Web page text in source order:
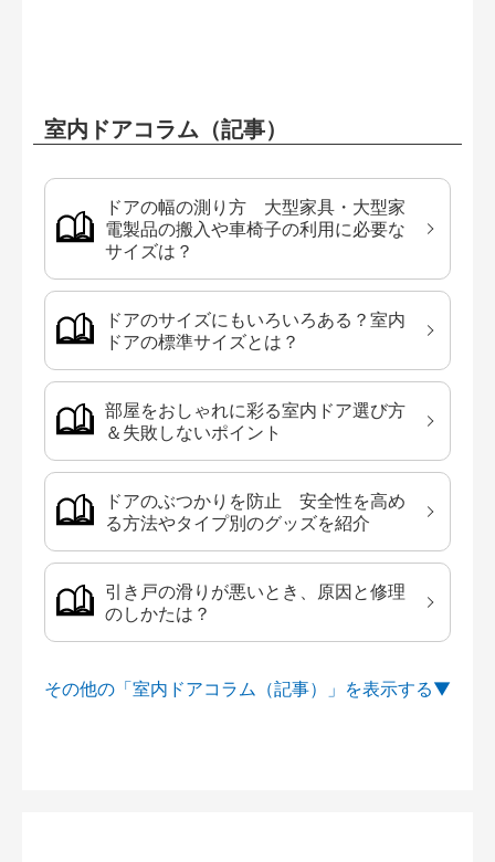
室内ドアコラム（記事）
ドアの幅の測り方 大型家具・大型家
電製品の搬入や車椅子の利用に必要な
サイズは？
ドアのサイズにもいろいろある？室内
ドアの標準サイズとは？
部屋をおしゃれに彩る室内ドア選び方
＆失敗しないポイント
ドアのぶつかりを防止 安全性を高め
る方法やタイプ別のグッズを紹介
引き戸の滑りが悪いとき、原因と修理
のしかたは？
その他の「室内ドアコラム（記事）」を